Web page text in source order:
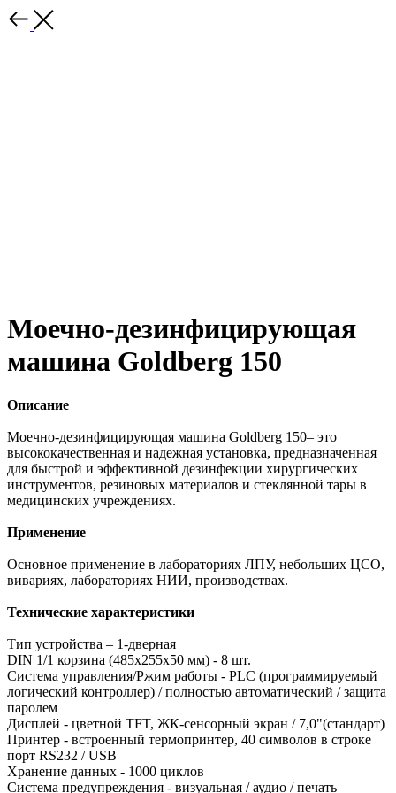
Моечно-дезинфицирующая
машина Goldberg 150
Описание
Моечно-дезинфицирующая машина Goldberg 150– это
высококачественная и надежная установка, предназначенная
для быстрой и эффективной дезинфекции хирургических
инструментов, резиновых материалов и стеклянной тары в
медицинских учреждениях.
Применение
Основное применение в лабораториях ЛПУ, небольших ЦСО,
вивариях, лабораториях НИИ, производствах.
Технические характеристики
Тип устройства – 1-дверная
DIN 1/1 корзина (485х255х50 мм) - 8 шт.
Система управления/Ржим работы - PLC (программируемый
логический контроллер) / полностью автоматический / защита
паролем
Дисплей - цветной TFT, ЖК-сенсорный экран / 7,0"(стандарт)
Принтер - встроенный термопринтер, 40 символов в строке
порт RS232 / USB
Хранение данных - 1000 циклов
Система предупреждения - визуальная / аудио / печать